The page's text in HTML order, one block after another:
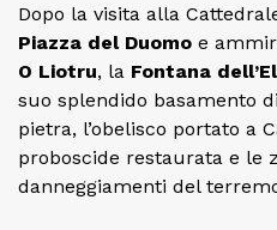
Dopo la visita alla
Piazza del Duomo e
O Liotru, la Fontana
suo splendido basamento
pietra, l’obelisco portato a
proboscide restaurata e le
danneggiamenti del